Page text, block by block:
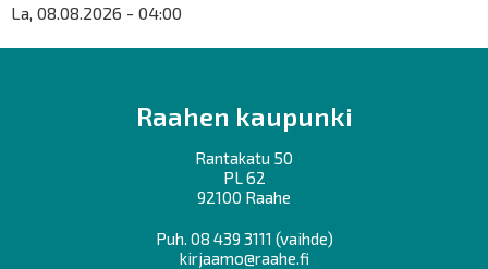
La, 08.08.2026 - 04:00
Raahen kaupunki
Rantakatu 50
PL 62
92100 Raahe
Puh. 08 439 3111 (vaihde)
kirjaamo@raahe.fi